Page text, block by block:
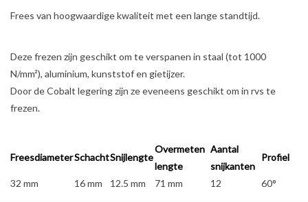
Frees van hoogwaardige kwaliteit met een lange standtijd.
Deze frezen zijn geschikt om te verspanen in staal (tot 1000
N/mm²), aluminium, kunststof en gietijzer.
Door de Cobalt legering zijn ze eveneens geschikt om in rvs te
frezen.
FreesdiameterSchachtSnijlengte
Overmeten
lengte
Aantal
snijkanten
Profiel
32 mm 16 mm 12.5 mm 71 mm 12 60°